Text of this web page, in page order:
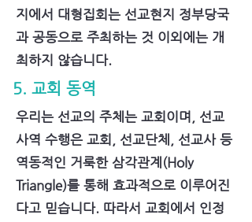
지에서 대형집회는 선교현지 정부당국
과 공동으로 주최하는 것 이외에는 개
최하지 않습니다.
5. 교회 동역
우리는 선교의 주체는 교회이며, 선교
사역 수행은 교회, 선교단체, 선교사 등
역동적인 거룩한 삼각관계(Holy
Triangle)를 통해 효과적으로 이루어진
다고 믿습니다. 따라서 교회에서 인정